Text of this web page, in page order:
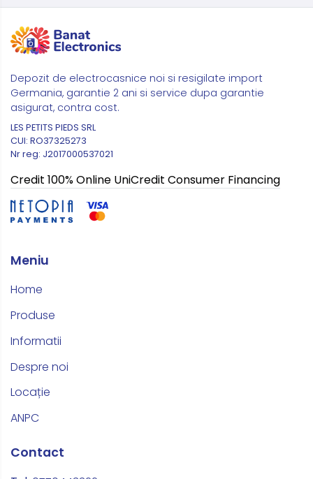
Depozit de electrocasnice noi si resigilate import
Germania, garantie 2 ani si service dupa garantie
asigurat, contra cost.
LES PETITS PIEDS SRL
CUI: RO37325273
Nr reg: J2017000537021
Credit 100% Online UniCredit Consumer Financing
Meniu
Home
Produse
Informatii
Despre noi
Locație
ANPC
Contact